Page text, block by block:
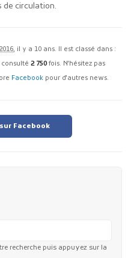
de circulation.
, il y a 10 ans. Il est classé dans :
2 750 fois. N'hésitez pas
Facebook pour d'autres news.
Facebook
recherche puis appuyez sur la